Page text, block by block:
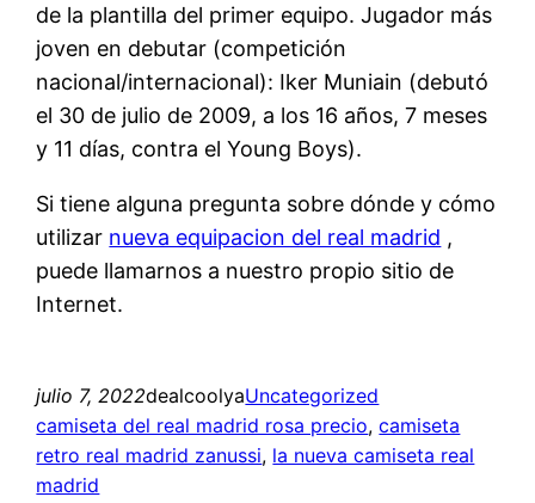
de la plantilla del primer equipo. Jugador más
joven en debutar (competición
nacional/internacional): Iker Muniain (debutó
el 30 de julio de 2009, a los 16 años, 7 meses
y 11 días, contra el Young Boys).
Si tiene alguna pregunta sobre dónde y cómo
utilizar nueva equipacion del real madrid ,
puede llamarnos a nuestro propio sitio de
Internet.
julio 7, 2022dealcoolyaUncategorized
camiseta del real madrid rosa precio, camiseta
retro real madrid zanussi, la nueva camiseta real
madrid